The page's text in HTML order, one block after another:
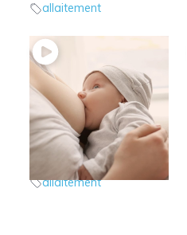
allaitement
3 – Allaitement : La
première tétée
Allaitement
allaitement